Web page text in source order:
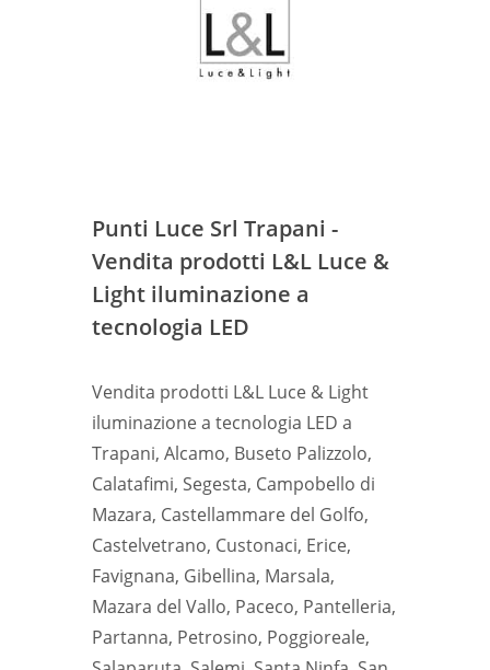
Punti Luce Srl Trapani -
Vendita prodotti L&L Luce &
Light iluminazione a
tecnologia LED
Vendita prodotti L&L Luce & Light
iluminazione a tecnologia LED a
Trapani, Alcamo, Buseto Palizzolo,
Calatafimi, Segesta, Campobello di
Mazara, Castellammare del Golfo,
Castelvetrano, Custonaci, Erice,
Favignana, Gibellina, Marsala,
Mazara del Vallo, Paceco, Pantelleria,
Partanna, Petrosino, Poggioreale,